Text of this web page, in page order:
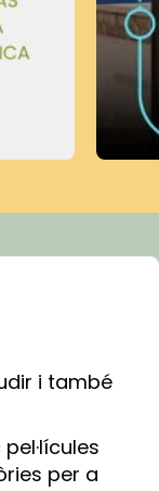
i també
per a